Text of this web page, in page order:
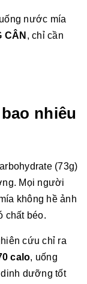
nước mía
CÂN , chỉ cần
nhiêu
(73g)
Mọi người
không hề ảnh
chất béo.
cứu chỉ ra
calo, uống
dưỡng tốt